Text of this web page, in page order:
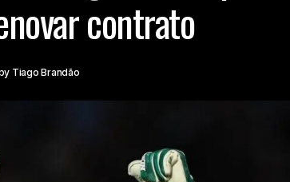
contrato
Tiago Brandão